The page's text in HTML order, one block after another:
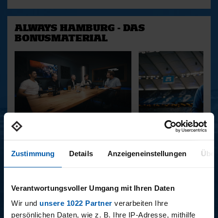
Zustimmung Details Anzeigeneinstellungen
Verantwortungsvoller Umgang mit Ihren Daten
Wir und unsere 1022 Partner verarbeiten Ihre
persönlichen Daten, wie z. B. Ihre IP-Adresse, mithilfe
ALWAYS HAMBURG - DAS
BONUSMATERIAL
15.12.2025 11.12.2025
BUNDESLIGA SAISON 2025/2026